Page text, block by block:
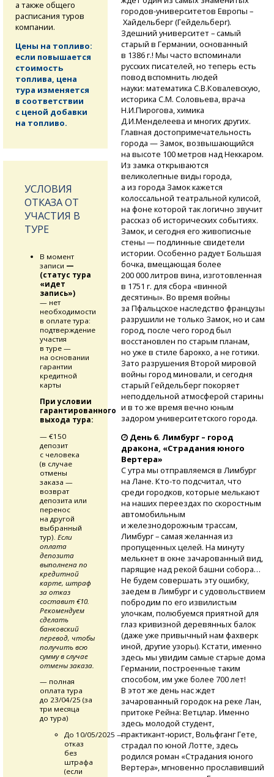
городов-университетов Европы –
Хайдельберг (Гейдельберг).
Здешний университет – самый
старый в Германии, основанный
в 1386 г.! Мы часто вспоминали
русских писателей, но теперь есть
повод вспомнить людей
науки: математика С.В.Ковалевскую,
историка С.М. Соловьева, врача
Н.И.Пирогова, химика
Д.И.Менделеева и многих других.
Главная достопримечательность
города — Замок, возвышающийся
на высоте 100 метров над Неккаром.
Из замка открываются
великолепные виды города,
а из города Замок кажется
колоссальной театральной кулисой,
на фоне которой так логично звучит
рассказ об исторических событиях.
Замок, и сегодня его живописные
стены — подлинные свидетели
истории. Особенно радует Большая
бочка, вмещающая более
200 000 литров вина, изготовленная
в 1751 г. для сбора «винной
десятины». Во время войны
за Пфальцское наследство французы
разрушили не только Замок, но и сам
город, после чего город был
восстановлен по старым планам,
но уже в стиле барокко, а не готики.
Зато разрушения Второй мировой
войны город миновали, и сегодня
старый Гейдельберг покоряет
неподдельной атмосферой старины
и в то же время вечно юным
задором университетского города.
День 6. Лимбург – город
дракона, «Страдания юного
Вертера»
С утра мы отправляемся в Лимбург
на Лане. Кто-то подсчитал, что
среди городков, которые мелькают
на наших переездах по скоростным
автомобильным
и железнодорожным трассам,
Лимбург – самая желанная из
пропущенных целей. На минуту
мелькнет в окне зачарованный вид,
парящие над рекой башни собора…
Не будем совершать эту ошибку,
заедем в Лимбург и с удовольствием
побродим по его извилистым
улочкам, полюбуемся приятной для
глаз кривизной деревянных балок
(даже уже привычный нам фахверк
иной, другие узоры). Кстати, именно
здесь мы увидим самые старые дома
Германии, построенные таким
способом, им уже более 700 лет!
В этот же день нас ждет
зачарованный городок на реке Лан,
притоке Рейна: Ветцлар. Именно
здесь молодой студент,
практикант-юрист,Вольфганг Гете,
страдал по юной Лотте, здесь
родился роман «Страдания юного
Вертера», мгновенно прославивший
а также общего
расписания туров
компании.
Цены на топливо:
если повышается
стоимость
топлива, цена
тура изменяется
в соответствии
с ценой добавки
на топливо.
УСЛОВИЯ
ОТКАЗА ОТ
УЧАСТИЯ В
ТУРЕ
В момент
записи —
(статус тура
«идет
запись»)
— нет
необходимости
в оплате тура:
подтверждение
участия
в туре —
на основании
гарантии
кредитной
карты
При условии
гарантированного
выхода тура:
— €150
депозит
с человека
(в случае
отмены
заказа —
возврат
депозита или
перенос
на другой
выбранный
тур). Если
оплата
депозита
выполнена по
кредитной
карте, штраф
за отказ
составит €10.
Рекомендуем
сделать
банковский
перевод, чтобы
получить всю
сумму в случае
отмены заказа.
— полная
оплата тура
до 23/04/25 (за
три месяца
до тура)
До 10/05/2025 —
отказ
без
штрафа
(если